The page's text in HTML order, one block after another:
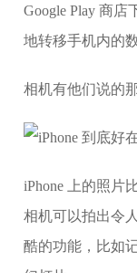
Google Play 商
地转移手机内的数
相机有他们说的
iPhone 上的照片
相机可以拍出令
酷的功能，比如